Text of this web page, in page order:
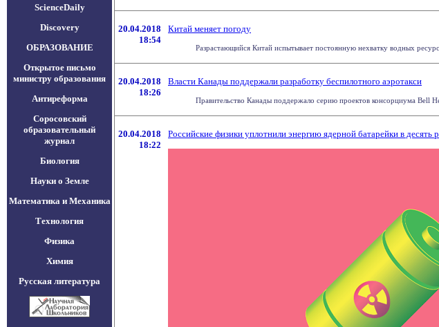
ScienceDaily
Discovery
ОБРАЗОВАНИЕ
Открытое письмо
министру образования
Антиреформа
Соросовский
образовательный
журнал
Биология
Науки о Земле
Математика и Механика
Технология
Физика
Химия
Русская литература
20.04.2018
18:54
Китай меняет погоду
Разрастающийся Китай испытывает постоянную нехватку водных
20.04.2018
18:26
Власти Канады поддержали разработку беспилотного аэротакси
Правительство Канады поддержало серию проектов консорциума Bell
20.04.2018
18:22
Российские физики уплотнили энергию ядерной батарейки в десять